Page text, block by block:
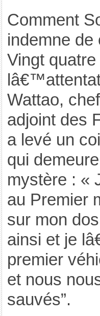
Comment
indemne de
Vingt
Wattao,
adjoint des
a levé un
qui
mystère : «
au Premier
sur mon
ainsi et je
premier
et nous
sauvés”.